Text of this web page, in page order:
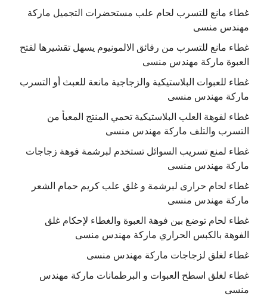
غطاء مانع للتسرب لحام علب مستحضرات التجميل ماركة
مهندس منسى
غطاء مانع للتسرب من رقائق الالمونيوم يسهل تقشيرها لفتح
العبوة ماركة مهندس منسى
غطاء للعبوات البلاستيكية والزجاجية مانعة للعبث أو التسرب
ماركة مهندس منسى
غطاء لفوهة العلب البلاستيكية تحمي المنتج المعبأ من
التسرب والتلف ماركة مهندس منسى
غطاء لمنع تسريب السوائل تستخدم لبرشمة فوهة زجاجات
ماركة مهندس منسى
غطاء لحام حرارى لبرشمة و غلق علب كريم حمام الشعر
ماركة مهندس منسى
غطاء لحام توضع بين فوهة العبوة والغطاء لإحكام غلق
الفوهة بالكبس الحراري ماركة مهندس منسى
غطاء لغلق لزجاجات ماركة مهندس منسى
غطاء لغلق اسطح العبوات و البرطمانات ماركة مهندس
منسى